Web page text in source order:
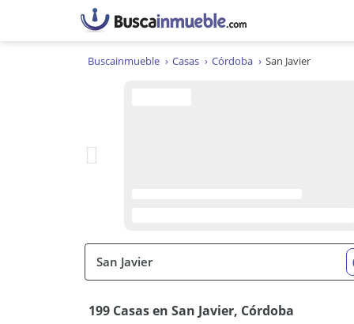
Buscainmueble Casas Córdoba San Javier
199 Casas en San Javier, Córdoba